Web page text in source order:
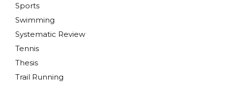
Sports
Swimming
Systematic Review
Tennis
Thesis
Trail Running